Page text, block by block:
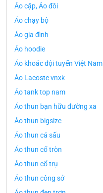
Áo cặp, Áo đôi
Áo chạy bộ
Áo gia đình
Áo hoodie
Áo khoác đội tuyển Việt Nam
Áo Lacoste vnxk
Áo tank top nam
Áo thun bạn hữu đường xa
Áo thun bigsize
Áo thun cá sấu
Áo thun cổ tròn
Áo thun cổ trụ
Áo thun công sở